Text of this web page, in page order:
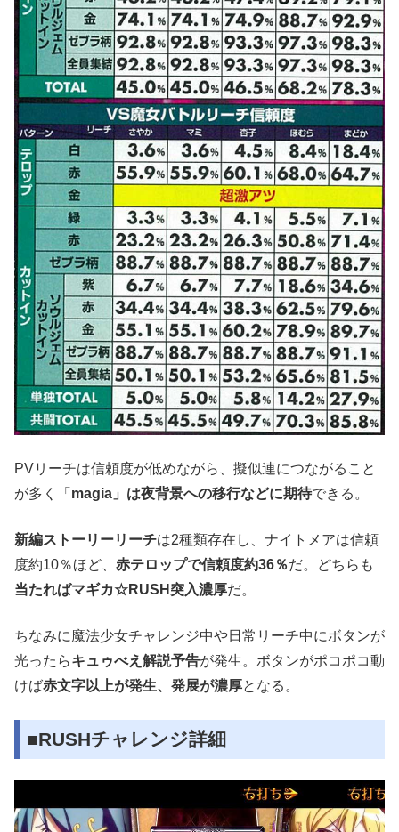
PVリーチは信頼度が低めながら、擬似連につながること
が多く「 magia」は夜背景への移行などに期待できる。
新編ストーリーリーチは2種類存在し、ナイトメアは信頼
度約10％ほど、 赤テロップで信頼度約36％だ。どちらも
当たればマギカ☆RUSH突入濃厚だ。
ちなみに魔法少女チャレンジ中や日常リーチ中にボタンが
光ったらキュゥべえ解説予告が発生。ボタンがポコポコ動
けば赤文字以上が発生、発展が濃厚となる。
■RUSHチャレンジ詳細